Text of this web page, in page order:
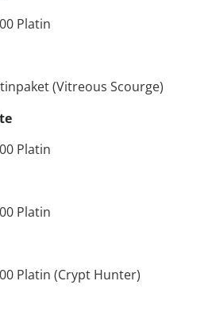
Platin
(Vitreous Scourge)
Platin
Platin
Platin (Crypt Hunter)